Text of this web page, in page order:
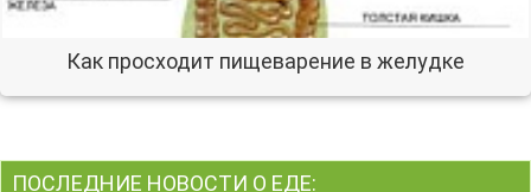
Как просходит пищеварение в желудке
ПОСЛЕДНИЕ НОВОСТИ О ЕДЕ: